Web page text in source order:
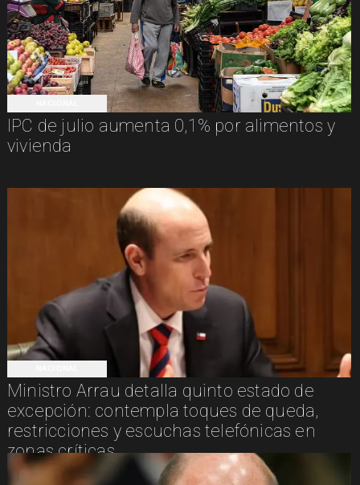
IPC de julio aumenta 0,1% por alimentos y
vivienda
Ministro Arrau detalla quinto estado de
excepción: contempla toques de queda,
restricciones y escuchas telefónicas en
zonas críticas